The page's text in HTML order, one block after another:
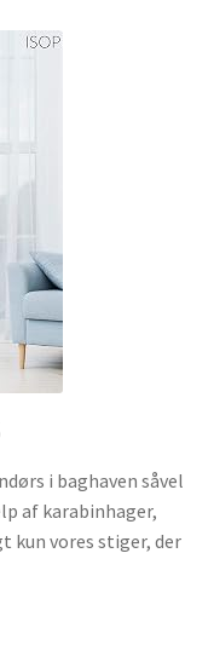
i baghaven såvel
af karabinhager,
kun vores stiger, der